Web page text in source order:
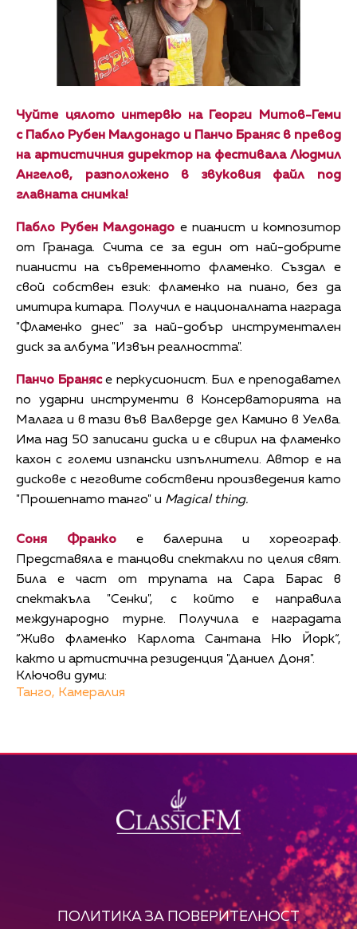
Чуйте цялото интервю на Георги Митов-Геми
с Пабло Рубен Малдонадо и Панчо Браняс в превод
на артистичния директор на фестивала Людмил
Ангелов, разположено в звуковия файл под
главната снимка!
Пабло Рубен Малдонадо е пианист и композитор
от Гранада. Счита се за един от най-добрите
пианисти на съвременното фламенко. Създал е
свой собствен език: фламенко на пиано, без да
имитира китара. Получил е националната награда
"Фламенко днес" за най-добър инструментален
диск за албума "Извън реалността".
Панчо Бранясе перкусионист. Бил е преподавател
по ударни инструменти в Консерваторията на
Малага и в тази във Валверде дел Камино в Уелва.
Има над 50 записани диска и е свирил на фламенко
кахон с големи изпански изпълнители. Автор е на
дискове с неговите собствени произведения като
"Прошепнато танго" и Magical thing.
Соня Франко е балерина и хореограф.
Представяла е танцови спектакли по целия свят.
Била е част от трупата на Сара Барас в
спектакъла "Сенки", с който е направила
международно турне. Получила е наградата
“Живо фламенко Карлота Сантана Ню Йорк“,
както и артистична резиденция "Даниел Доня".
Ключови думи:
Танго, Камералия
ПОЛИТИКА ЗА ПОВЕРИТЕЛНОСТ